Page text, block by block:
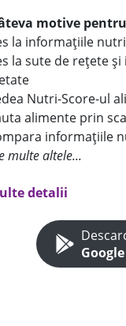
motive
la informațiile
la sute de rețete
Nutri-Score-ul
alimente prin
informațiile
multe altele...
detalii